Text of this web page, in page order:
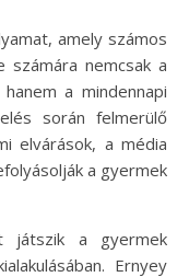
amely számos
számára nemcsak a
a mindennapi
során felmerülő
elvárások, a média
a gyermek
játszik a gyermek
Ernyey